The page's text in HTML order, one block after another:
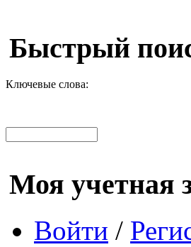
Быстрый
Ключевые слова:
Моя учетная
Войти /